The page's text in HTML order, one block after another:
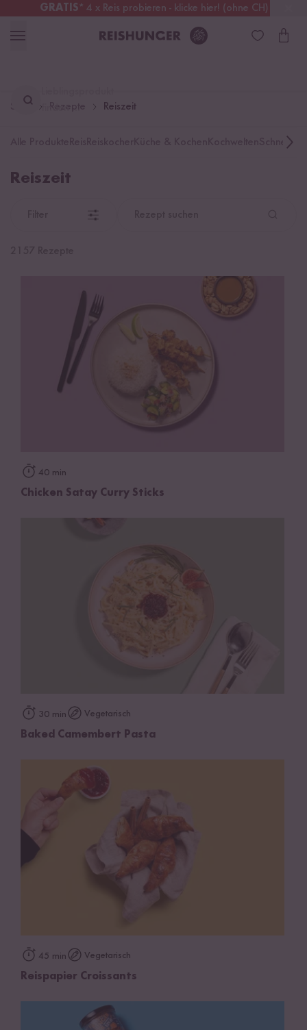
GRATIS* 4 x Reis probieren - klicke hier! (ohne CH)
Deutschland Kostenloser Versand
finden ...
Start Reiszeit
Schnelle
Reiszeit
40 min
Chicken Satay Curry Sticks
30 min Vegetarisch
Baked Camembert Pasta
45 min Vegetarisch
Reispapier Croissants